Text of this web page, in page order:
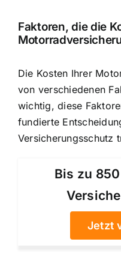
Faktoren, die die
Die Kosten Ihrer
von verschiedenen
wichtig, diese
fundierte
Versicherungsschutz
Bis zu
Jetzt